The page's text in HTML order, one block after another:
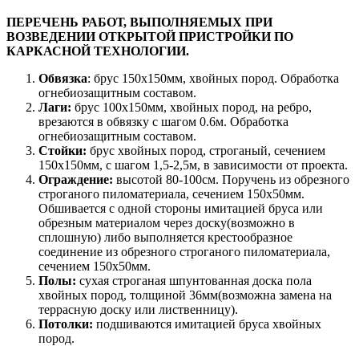
ПЕРЕЧЕНЬ РАБОТ, ВЫПОЛНЯЕМЫХ ПРИ
ВОЗВЕДЕНИИ ОТКРЫТОЙ ПРИСТРОЙКИ ПО
КАРКАСНОЙ ТЕХНОЛОГИИ.
Обвязка: брус 150х150мм, хвойных пород. Обработка
огнебиозащитным составом.
Лаги: брус 100х150мм, хвойных пород, на ребро,
врезаются в обвязку с шагом 0.6м. Обработка
огнебиозащитным составом.
Стойки: брус хвойных пород, строганый, сечением
150х150мм, с шагом 1,5-2,5м, в зависимости от проекта.
Ограждение: высотой 80-100см. Поручень из обрезного
строганого пиломатериала, сечением 150х50мм.
Обшивается с одной стороны имитацией бруса или
обрезным материалом через доску(возможно в
сплошную) либо выполняется крестообразное
соединение из обрезного строганого пиломатериала,
сечением 150х50мм.
Полы: сухая строганая шпунтованная доска пола
хвойных пород, толщиной 36мм(возможна замена на
террасную доску или лиственницу).
Потолки: подшиваются имитацией бруса хвойных
пород.